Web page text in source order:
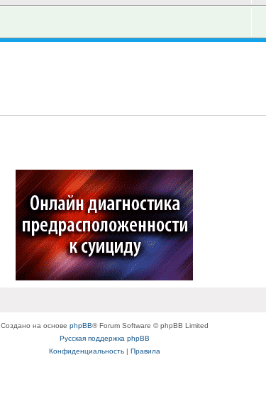
Создано на основе phpBB® Forum Software © phpBB Limited
Русская поддержка phpBB
Конфиденциальность| Правила